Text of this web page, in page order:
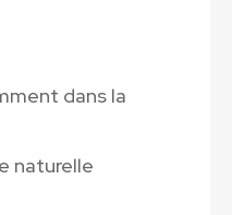
dans la
naturelle